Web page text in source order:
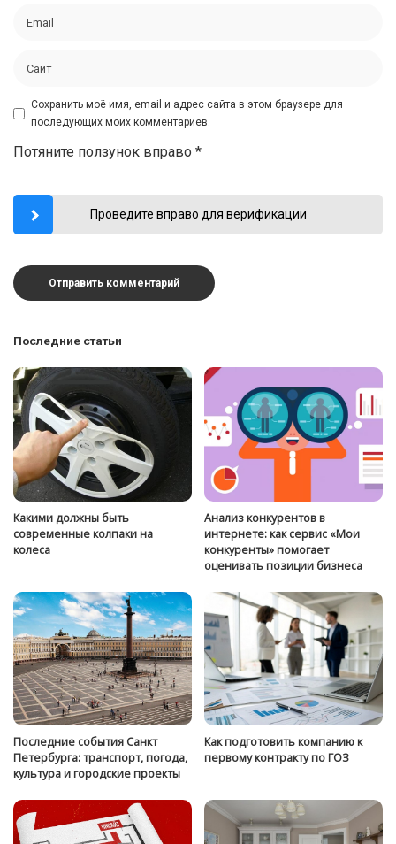
Сохранить моё имя, email и адрес сайта в этом браузере для
последующих моих комментариев.
Потяните ползунок вправо *
Проведите вправо для верификации
Последние статьи
Какими должны быть
современные колпаки на
колеса
Анализ конкурентов в
интернете: как сервис «Мои
конкуренты» помогает
оценивать позиции бизнеса
Последние события Санкт
Петербурга: транспорт, погода,
культура и городские проекты
Как подготовить компанию к
первому контракту по ГОЗ